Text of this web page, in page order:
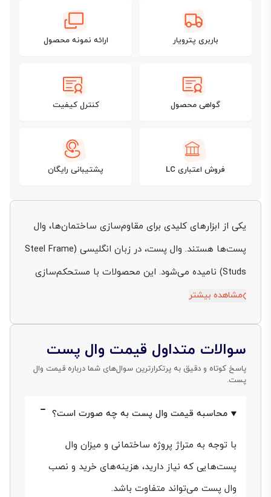
باربری پترویار ارائه نمونه محصول
گواهی محصول کنترل کیفیت
فروش اعتباری LC پشتیبانی رایگان
یکی از ابزارهای کلیدی برای مقاوم‌سازی ساختمان‌ها، وال
پست‌ها هستند. وال پست‌، در زبان انگلیسی (Steel Frame
Studs) نامیده می‌شود. این محصولات با مستحکم‌سازی
را به طور قابل توجهی افزایش می‌دهند.
در سال 1403 سازمان نظام مهندسی استفاده از
وال پست
همین دلیل یکی از دغدغه‌های اصلی ساختمان‌سازها
وال پستبا قیمت مناسب از مراکز فروش این محصول
است.قیمت وال پستبا توجه به اینکه باید در تمام
دیوارهای سازه مورد استفاده قرار بگیرد در قیمت نهایی
مشاهده بیشتر
سوالات متداول قیمت وال پست
پاسخ کوتاه و دقیق به پرتکرارترین سوال‌های شما درباره قیمت وال
پست.
محاسبه قیمت وال پست به چه صورت است؟
با توجه به متراژ پروژه ساختمانی و میزان وال
پست‌هایی که نیاز دارید، هزینه‌های خرید و نصب
وال پست می‌تواند متفاوت باشد.